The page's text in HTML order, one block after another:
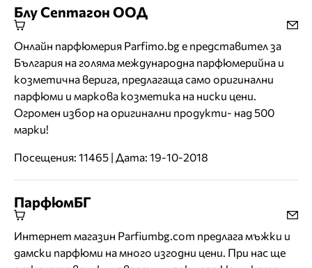
Блу Септагон ООД
Онлайн парфюмерия Parfimo.bg е представител за
България на голяма международна парфюмерийна и
козметична верига, предлагаща само оригинални
парфюми и маркова козметика на ниски цени.
Огромен избор на оригинални продукти- над 500
марки!
Посещения: 11465 | Дата: 19-10-2018
ПарфюмБГ
Интернет магазин Parfiumbg.com предлага мъжки и
дамски парфюми на много изгодни цени. При нас ще